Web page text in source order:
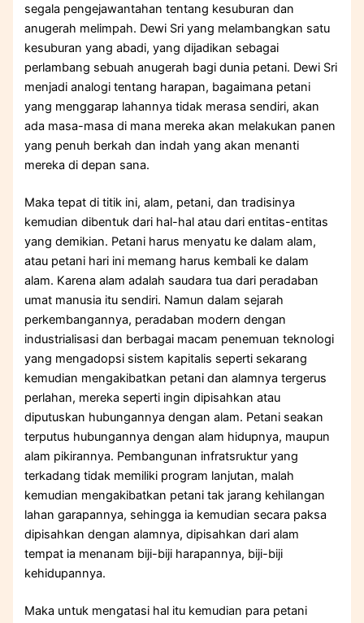
segala pengejawantahan tentang kesuburan dan
anugerah melimpah. Dewi Sri yang melambangkan satu
kesuburan yang abadi, yang dijadikan sebagai
perlambang sebuah anugerah bagi dunia petani. Dewi Sri
menjadi analogi tentang harapan, bagaimana petani
yang menggarap lahannya tidak merasa sendiri, akan
ada masa-masa di mana mereka akan melakukan panen
yang penuh berkah dan indah yang akan menanti
mereka di depan sana.
Maka tepat di titik ini, alam, petani, dan tradisinya
kemudian dibentuk dari hal-hal atau dari entitas-entitas
yang demikian. Petani harus menyatu ke dalam alam,
atau petani hari ini memang harus kembali ke dalam
alam. Karena alam adalah saudara tua dari peradaban
umat manusia itu sendiri. Namun dalam sejarah
perkembangannya, peradaban modern dengan
industrialisasi dan berbagai macam penemuan teknologi
yang mengadopsi sistem kapitalis seperti sekarang
kemudian mengakibatkan petani dan alamnya tergerus
perlahan, mereka seperti ingin dipisahkan atau
diputuskan hubungannya dengan alam. Petani seakan
terputus hubungannya dengan alam hidupnya, maupun
alam pikirannya. Pembangunan infratsruktur yang
terkadang tidak memiliki program lanjutan, malah
kemudian mengakibatkan petani tak jarang kehilangan
lahan garapannya, sehingga ia kemudian secara paksa
dipisahkan dengan alamnya, dipisahkan dari alam
tempat ia menanam biji-biji harapannya, biji-biji
kehidupannya.
Maka untuk mengatasi hal itu kemudian para petani